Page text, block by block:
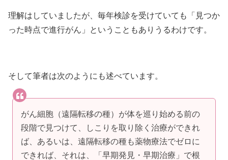
理解はしていましたが、毎年検診を受けていても「見つか
った時点で進行がん」ということもありうるわけです。
そして筆者は次のようにも述べています。
がん細胞（遠隔転移の種）が体を巡り始める前の
段階で見つけて、しこりを取り除く治療ができれ
ば、あるいは、遠隔転移の種も薬物療法でゼロに
できれば、それは、「早期発見・早期治療」で根